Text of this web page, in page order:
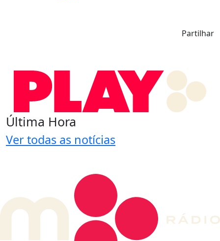
Partilhar
Última Hora
Ver todas as notícias